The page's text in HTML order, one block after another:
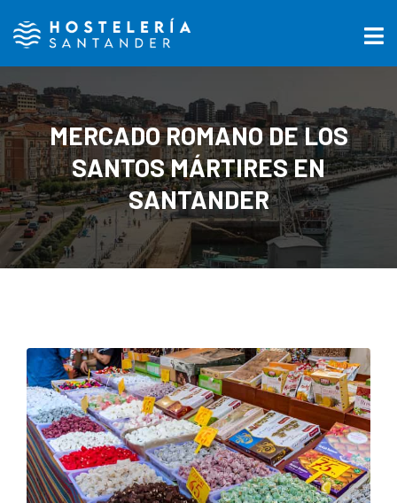
MERCADO ROMANO DE LOS
SANTOS MÁRTIRES EN
SANTANDER